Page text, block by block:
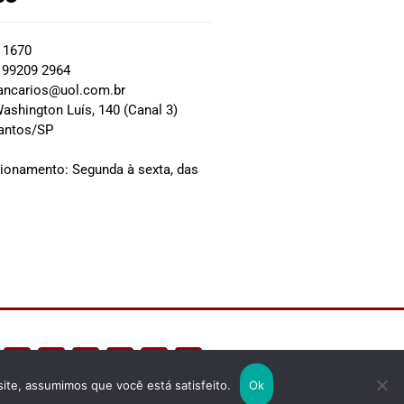
2964
Luís, 140 (Canal 3)
SP
Segunda à sexta, das
assumimos que você está satisfeito. Ok